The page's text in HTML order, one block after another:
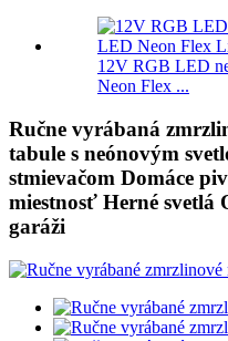
12V RGB LED
Neon Flex ...
Ručne vyrábaná
tabule s neónovým
stmievačom Domáce
miestnosť Herné svetlá
garáži